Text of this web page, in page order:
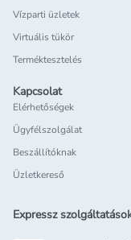
Vízparti üzletek
Virtuális tükör
Terméktesztelés
Kapcsolat
Elérhetőségek
Ügyfélszolgálat
Beszállítóknak
Üzletkereső
Expressz